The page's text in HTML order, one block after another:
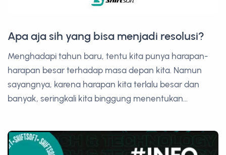
Apa aja sih yang bisa menjadi resolusi?
Menghadapi tahun baru, tentu kita punya harapan-
harapan besar terhadap masa depan kita. Namun
sayangnya, karena harapan kita terlalu besar dan
banyak, seringkali kita binggung menentukan...